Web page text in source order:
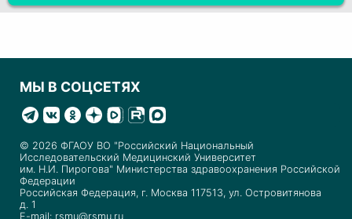
МЫ В СОЦСЕТЯХ
© 2026 ФГАОУ ВО "Российский Национальный
Исследовательский Медицинский Университет
им. Н.И. Пирогова" Министерства здравоохранения Российской
Федерации
Российская Федерация, г. Москва 117513, ул. Островитянова
д. 1
E-mail: rsmu@rsmu.ru